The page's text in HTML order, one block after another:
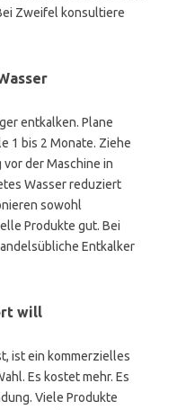
Zweifel konsultiere
entkalken. Plane
1 bis 2 Monate. Ziehe
der Maschine in
Wasser reduziert
sowohl
Produkte gut. Bei
Entkalker
will
ist ein kommerzielles
Es kostet mehr. Es
Viele Produkte